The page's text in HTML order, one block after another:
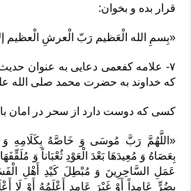
قرار بده و بخوان:
«بِسمِ الله الْعَظیم رَبّ الْعرشِ الْعظیم
۷- علامه کفعمی دعایی به عنوان
که خداوند به حضرت محمد صلی الله
کسی که دوست دارد از سحر در امان
«اللَّهُمَّ رَبَّ مُوسَی وَ خَاصَّهُ بِکَلَامِهِ
بِعَصَاهُ وَ مُعِیدَهَا بَعْدَ الْعَوْدِ ثُعْبَاناً وَ
عَمَلِ السَّاحِرِینَ وَ مُبْطِلَ کَیْدِ أَهْلِ
بِضُرٍّ عَامِداً أَوْ غَیْرَ عَامِدٍ أَعْلَمُهُ أَوْ لَا